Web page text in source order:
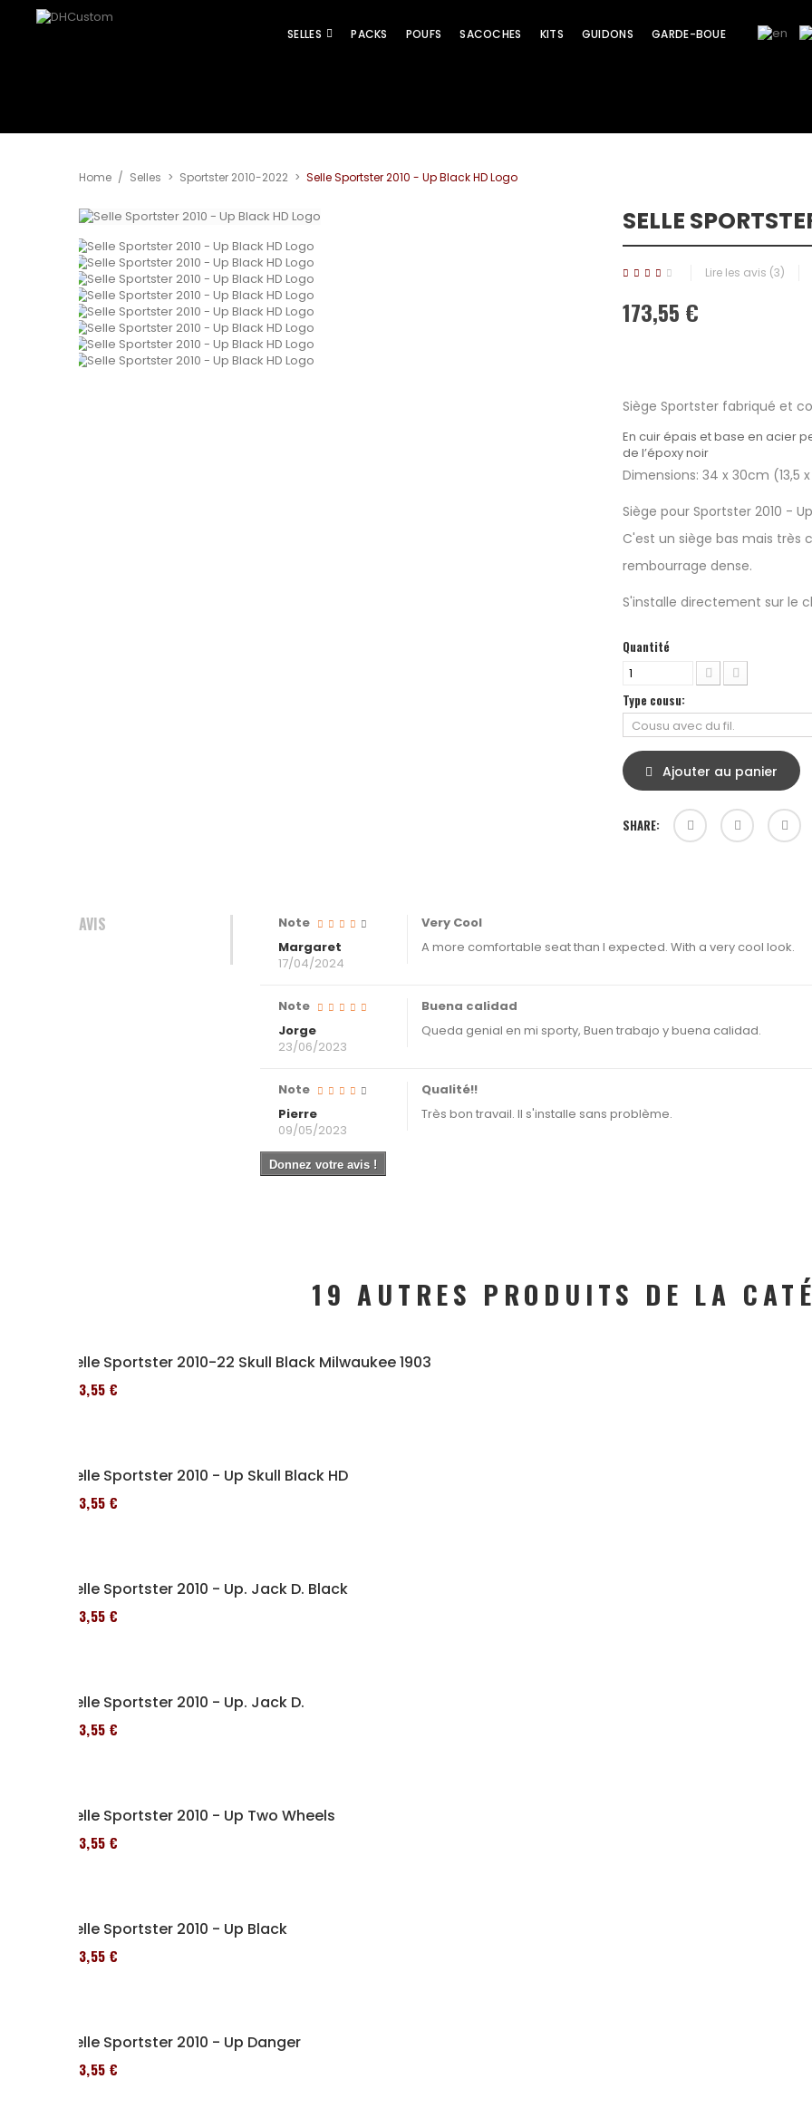
SELLES PACKS POUFS SACOCHES KITS GUIDONS GARDE-BOUE
Home / Selles > Sportster 2010-2022 > Selle Sportster 2010 - Up Black HD Logo
Agrandir
SELLE
Lire les avis (3)
173,55 €
Siège Sportster fabriqué et
En cuir épais et base en acier
de l’époxy noir
Dimensions: 34 x 30cm (13,5 x
Siège pour Sportster 2010 -
C'est un siège bas mais très
rembourrage dense.
S'installe directement sur le
Quantité
Type cousu:
Ajouter au panier
SHARE:
AVIS
Note
Margaret
17/04/2024
Very Cool
A more comfortable seat than I expected. With a very cool look.
Note
Jorge
23/06/2023
Buena calidad
Queda genial en mi sporty, Buen trabajo y buena calidad.
Note
Pierre
09/05/2023
Qualité!!
Très bon travail. Il s'installe sans problème.
Donnez votre avis !
19 AUTRES PRODUITS DE LA
Selle Sportster 2010-22 Skull Black Milwaukee 1903
173,55 €
Selle Sportster 2010 - Up Skull Black HD
173,55 €
Selle Sportster 2010 - Up. Jack D. Black
173,55 €
Selle Sportster 2010 - Up. Jack D.
173,55 €
Selle Sportster 2010 - Up Two Wheels
173,55 €
Selle Sportster 2010 - Up Black
173,55 €
Selle Sportster 2010 - Up Danger
173,55 €